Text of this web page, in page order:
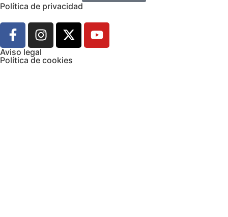
Política de privacidad
Aviso legal
Política de cookies